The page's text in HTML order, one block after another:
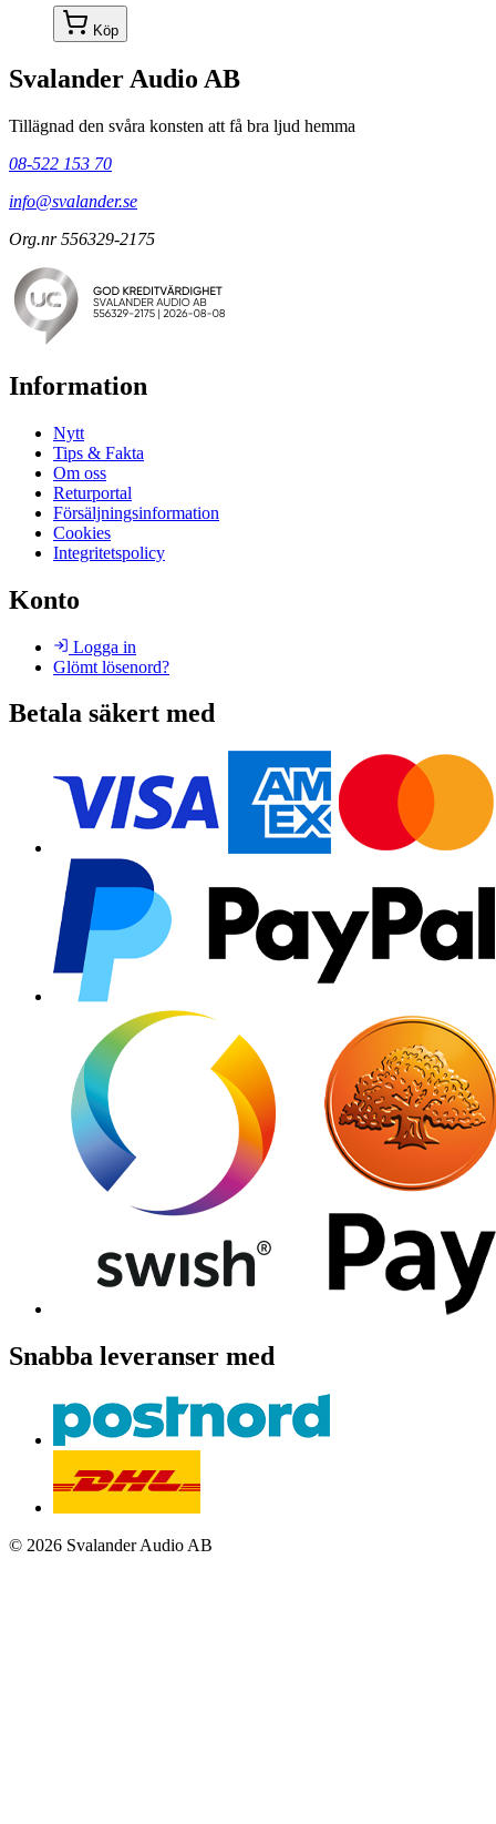
Köp
Svalander Audio AB
Tillägnad den svåra konsten att få bra ljud hemma
08-522 153 70
info@svalander.se
Org.nr 556329-2175
Information
Nytt
Tips & Fakta
Om oss
Returportal
Försäljningsinformation
Cookies
Integritetspolicy
Konto
Logga in
Glömt lösenord?
Betala säkert med
Snabba leveranser med
© 2026 Svalander Audio AB